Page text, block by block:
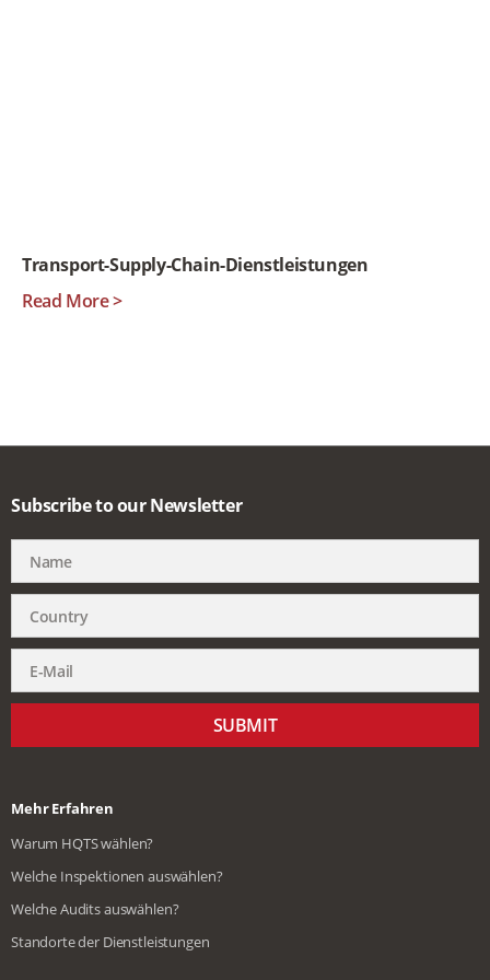
Transport-Supply-Chain-Dienstleistungen
Read More >
Subscribe to our Newsletter
SUBMIT
Mehr Erfahren
Warum HQTS wählen?
Welche Inspektionen auswählen?
Welche Audits auswählen?
Standorte der Dienstleistungen